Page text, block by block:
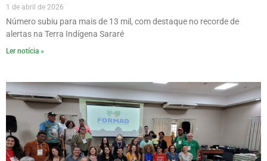
1 de abril de 2026
Número subiu para mais de 13 mil, com destaque no recorde de
alertas na Terra Indígena Sararé
Ler notícia »